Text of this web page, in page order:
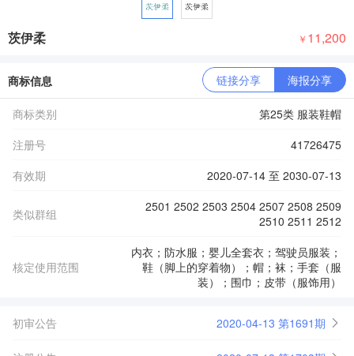
茨伊柔 ￥ 11,200
商标信息 链接分享 海报分享
商标类别
第25类 服装鞋帽
注册号
41726475
有效期
2020-07-14 至 2030-07-13
类似群组
2501 2502 2503 2504 2507 2508 2509
2510 2511 2512
核定使用范围
内衣；防水服；婴儿全套衣；驾驶员服装；
鞋（脚上的穿着物）；帽；袜；手套（服
装）；围巾；皮带（服饰用）
初审公告 2020-04-13 第1691期